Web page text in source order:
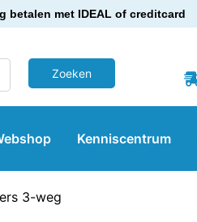
betalen met IDEAL of creditcard
Kenniscentrum
3-weg